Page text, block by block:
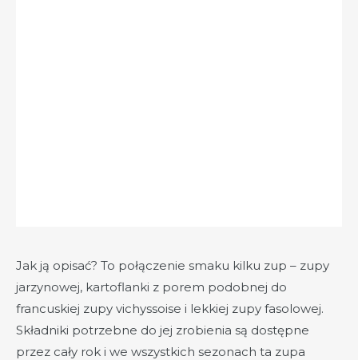
Jak ją opisać? To połączenie smaku kilku zup – zupy
jarzynowej, kartoflanki z porem podobnej do
francuskiej zupy vichyssoise i lekkiej zupy fasolowej.
Składniki potrzebne do jej zrobienia są dostępne
przez cały rok i we wszystkich sezonach ta zupa